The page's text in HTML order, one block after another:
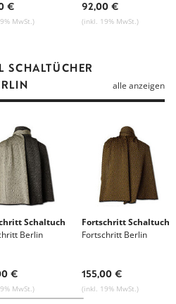
€
MwSt.)
92,00 €
(inkl. 19% MwSt.)
SCHALTÜCHER
alle anzeigen
Schaltuch
Berlin
€
MwSt.)
Fortschritt Schaltuch
Fortschritt Berlin
155,00 €
(inkl. 19% MwSt.)